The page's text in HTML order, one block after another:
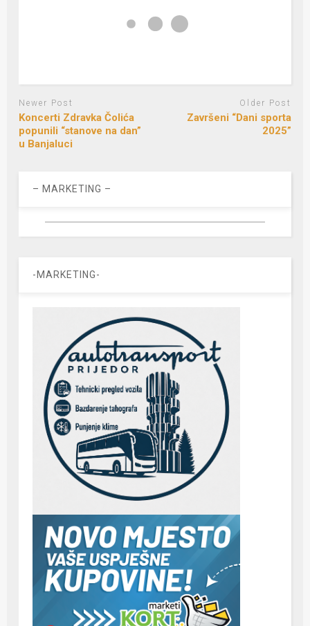
Newer Post
Koncerti Zdravka Čolića
popunili “stanove na dan”
u Banjaluci
Older Post
Završeni “Dani sporta
2025”
– MARKETING –
-MARKETING-